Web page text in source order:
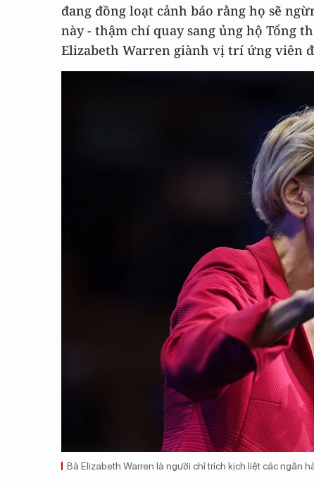
đang đồng loạt cảnh báo rằng họ sẽ
này - thậm chí quay sang ủng hộ Tổng
Elizabeth Warren giành vị trí ứng viên
Bà Elizabeth Warren là người chỉ trích kịch liệt các ngân